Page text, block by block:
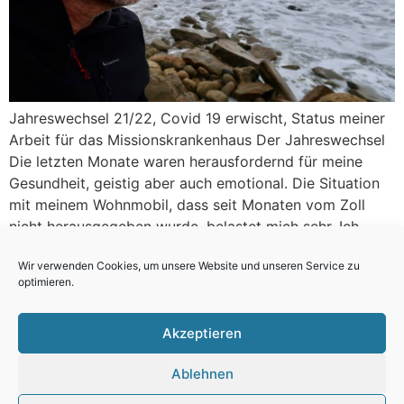
Wir verwenden Cookies, um unsere Website und unseren Service zu
optimieren.
Akzeptieren
Ablehnen
Jahreswechsel 21/22, Covid 19 erwischt, Status meiner
Arbeit für das Missionskrankenhaus Der Jahreswechsel
Die letzten Monate waren herausfordernd für meine
Gesundheit, geistig aber auch emotional. Die Situation
mit meinem Wohnmobil, dass seit Monaten vom Zoll
nicht herausgegeben wurde, belastet mich sehr. Ich
besuche und soweit als möglich für […]
Cookie policy (EU)